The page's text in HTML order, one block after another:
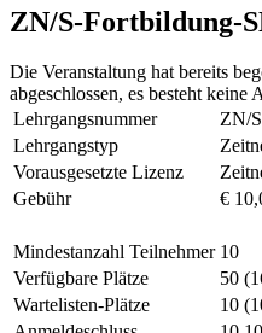
ZN/S-Fortbildung-
Die Veranstaltung hat bereits
abgeschlossen, es besteht keine
Lehrgangsnummer
ZN/
Lehrgangstyp
Vorausgesetzte Lizenz
Gebühr
€
Mindestanzahl Teilnehmer 10
Verfügbare Plätze
50
Wartelisten-Plätze
10